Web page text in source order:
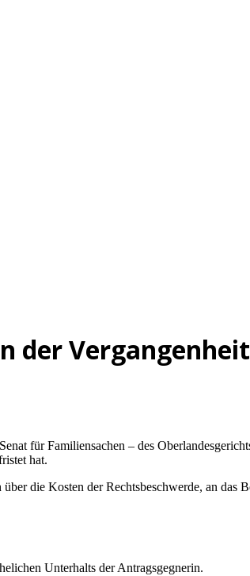
der Vergangenheit
für Familiensachen – des
hat.
die Kosten der Rechtsbeschwerde, an das
Unterhalts der Antragsgegnerin.